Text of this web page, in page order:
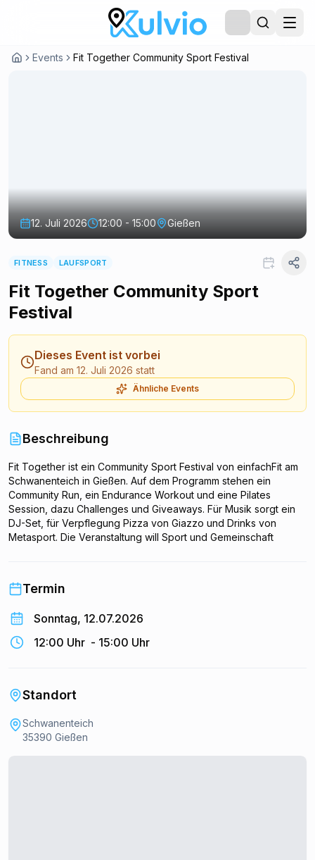
Events Fit Together Community Sport Festival
12. Juli 2026 12:00 - 15:00 Gießen
FITNESS LAUFSPORT
Fit Together Community Sport
Festival
Dieses Event ist vorbei
Fand am 12. Juli 2026 statt
Ähnliche Events
Beschreibung
Fit Together ist ein Community Sport Festival von einfachFit am
Schwanenteich in Gießen. Auf dem Programm stehen ein
Community Run, ein Endurance Workout und eine Pilates
Session, dazu Challenges und Giveaways. Für Musik sorgt ein
DJ-Set, für Verpflegung Pizza von Giazzo und Drinks von
Metasport. Die Veranstaltung will Sport und Gemeinschaft
Termin
Sonntag, 12.07.2026
12:00 Uhr - 15:00 Uhr
Standort
Schwanenteich
35390 Gießen